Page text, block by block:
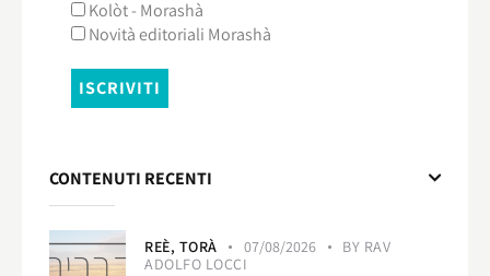
Kolòt - Morashà
Novità editoriali Morashà
CONTENUTI RECENTI
REÈ, TORÀ 07/08/2026 BY RAV
ADOLFO LOCCI